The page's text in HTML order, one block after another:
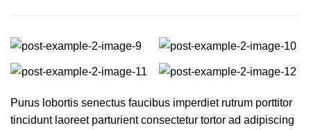
Purus lobortis senectus faucibus imperdiet rutrum porttitor
tincidunt laoreet parturient consectetur tortor ad adipiscing